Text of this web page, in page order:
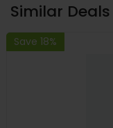
Similar Deals
Save 18%